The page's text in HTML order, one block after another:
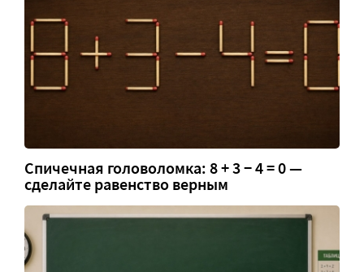
Спичечная головоломка: 8 + 3 − 4 = 0 —
сделайте равенство верным